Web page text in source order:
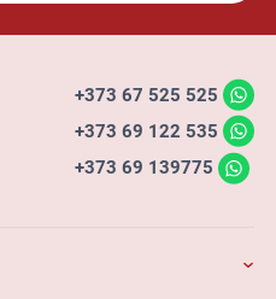
+373 67 525 525
+373 69 122 535
+373 69 139775